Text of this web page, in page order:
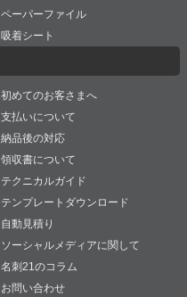
ペーパーファイル
吸着シート
初めてのお客さまへ
支払いについて
納品後の対応
領収書について
テクニカルガイド
テンプレートダウンロード
自動見積り
ソーシャルメディアに関して
名刺21のコラム
お問い合わせ